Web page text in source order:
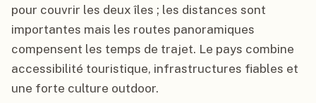
pour couvrir les deux îles ; les distances sont
importantes mais les routes panoramiques
compensent les temps de trajet. Le pays combine
accessibilité touristique, infrastructures fiables et
une forte culture outdoor.